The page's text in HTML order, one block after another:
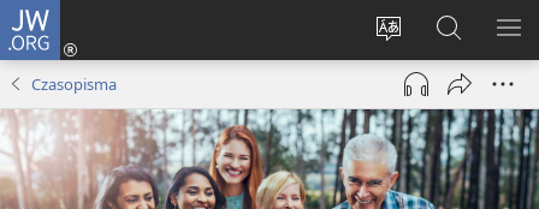
JW.ORG
Wybór
języka
Logowanie
(opens
window)
Szukaj
na
JW.ORG
Czasopisma